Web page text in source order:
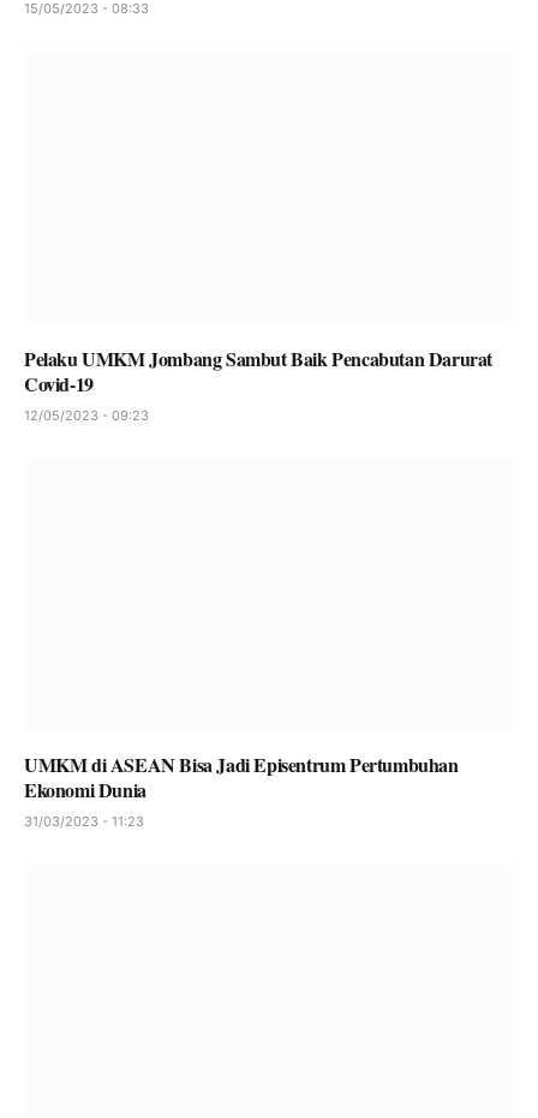
15/05/2023 - 08:33
Pelaku UMKM Jombang Sambut Baik Pencabutan Darurat
Covid-19
12/05/2023 - 09:23
UMKM di ASEAN Bisa Jadi Episentrum Pertumbuhan
Ekonomi Dunia
31/03/2023 - 11:23